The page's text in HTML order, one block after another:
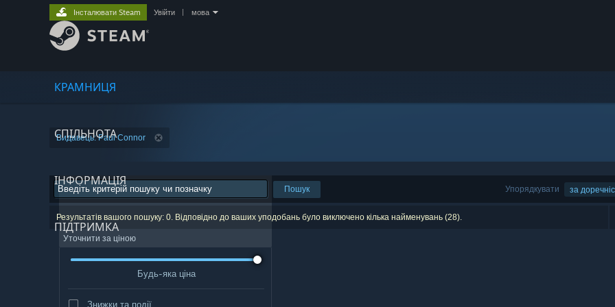
КРАМНИЦЯ
СПІЛЬНОТА
ІНФОРМАЦІЯ
ПІДТРИМКА
Інсталювати Steam Увійти мова
Видавець: Paul Connor
Упорядкувати за
Пошук
Результатів вашого пошуку: 0. Відповідно до ваших уподобань було виключено кілька найменувань (28).
Уточнити за ціною
Будь-яка ціна
Знижки та події